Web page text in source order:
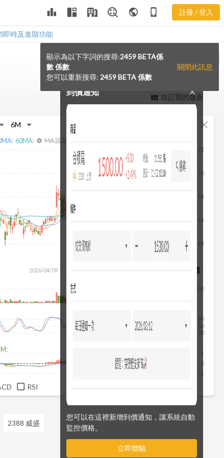
leaderboard public phone_iphone 註冊 / 登入
即時及進階功能
顯示為以下字詞的搜尋:2459 BETA係
數 係數
您可以重新搜尋: 2459 BETA 係數
關閉此訊息
更強大的進階價量圖表
到價通知
您可以在這裡新增到價通知，讓系統自動
監控價格。
立即體驗
close
view_quilt 自訂我的版面
close
2026/04/09
64
66
68
70
72
2026/08/06
500
MA: 60MA: settings MA 設定
20
50
80
0
RSI
2388 威盛